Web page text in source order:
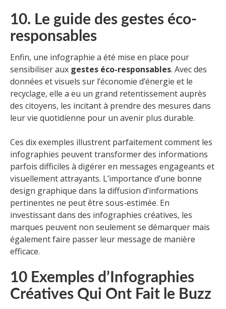
10. Le guide des gestes éco-
responsables
Enfin, une infographie a été mise en place pour
sensibiliser aux gestes éco-responsables. Avec des
données et visuels sur l’économie d’énergie et le
recyclage, elle a eu un grand retentissement auprès
des citoyens, les incitant à prendre des mesures dans
leur vie quotidienne pour un avenir plus durable.
Ces dix exemples illustrent parfaitement comment les
infographies peuvent transformer des informations
parfois difficiles à digérer en messages engageants et
visuellement attrayants. L’importance d’une bonne
design graphique dans la diffusion d’informations
pertinentes ne peut être sous-estimée. En
investissant dans des infographies créatives, les
marques peuvent non seulement se démarquer mais
également faire passer leur message de manière
efficace.
10 Exemples d’Infographies
Créatives Qui Ont Fait le Buzz